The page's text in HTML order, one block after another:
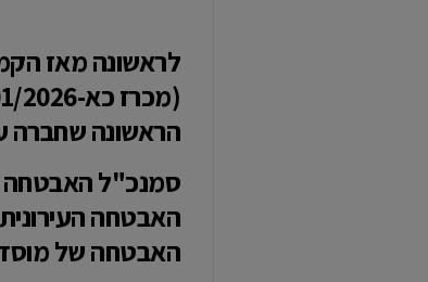
לראשונה מאז
הראשונה שחברה
סמנכ"ל האבטחה
האבטחה
האבטחה של